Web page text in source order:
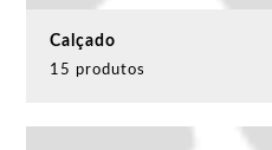
Calçado
15 produtos